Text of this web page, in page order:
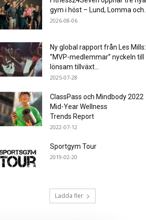
gym i höst – Lund, Lomma och...
2026-08-06
Ny global rapport från Les Mills:
”MVP-medlemmar” nyckeln till
lönsam tillväxt...
2025-07-28
ClassPass och Mindbody 2022
Mid-Year Wellness
Trends Report
2022-07-12
Sportgym Tour
2019-02-20
Ladda fler